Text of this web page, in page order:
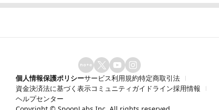
個人情報保護ポリシーサービス利用規約特定商取引法
資金決済法に基づく表示コミュニティガイドライン採用情報
ヘルプセンター